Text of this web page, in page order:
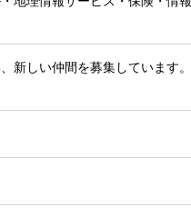
新しい仲間を募集しています